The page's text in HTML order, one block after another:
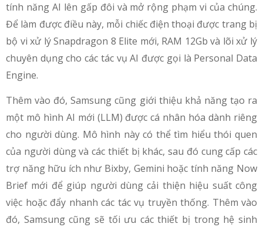
tính năng AI lên gấp đôi và mở rộng phạm vi của chúng.
Để làm được điều này, mỗi chiếc điện thoại được trang bị
bộ vi xử lý Snapdragon 8 Elite mới, RAM 12Gb và lõi xử lý
chuyên dụng cho các tác vụ AI được gọi là Personal Data
Engine.
Thêm vào đó, Samsung cũng giới thiệu khả năng tạo ra
một mô hình AI mới (LLM) được cá nhân hóa dành riêng
cho người dùng. Mô hình này có thể tìm hiểu thói quen
của người dùng và các thiết bị khác, sau đó cung cấp các
trợ năng hữu ích như Bixby, Gemini hoặc tính năng Now
Brief mới để giúp người dùng cải thiện hiệu suất công
việc hoặc đẩy nhanh các tác vụ truyền thống. Thêm vào
đó, Samsung cũng sẽ tối ưu các thiết bị trong hệ sinh